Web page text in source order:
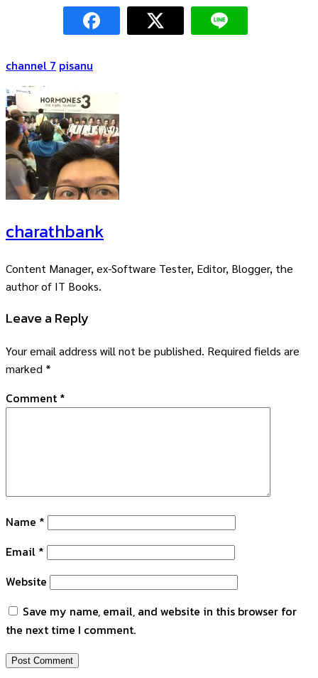
channel 7 pisanu
charathbank
Content Manager, ex-Software Tester, Editor, Blogger, the
author of IT Books.
Leave a Reply
Your email address will not be published. Required fields are
marked *
Comment *
Name *
Email *
Website
Save my name, email, and website in this browser for
the next time I comment.